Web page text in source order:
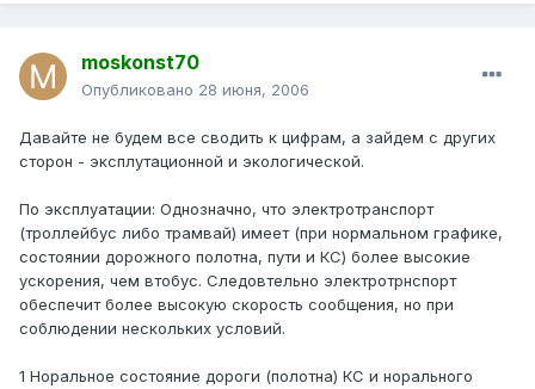
moskonst70
Опубликовано 28 июня, 2006
Давайте не будем все сводить к цифрам, а зайдем с других
сторон - эксплутационной и экологической.
По эксплуатации: Однозначно, что электротранспорт
(троллейбус либо трамвай) имеет (при нормальном графике,
состоянии дорожного полотна, пути и КС) более высокие
ускорения, чем втобус. Следовтельно электротрнспорт
обеспечит более высокую скорость сообщения, но при
соблюдении нескольких условий.
1 Норальное состояние дороги (полотна) КС и норального